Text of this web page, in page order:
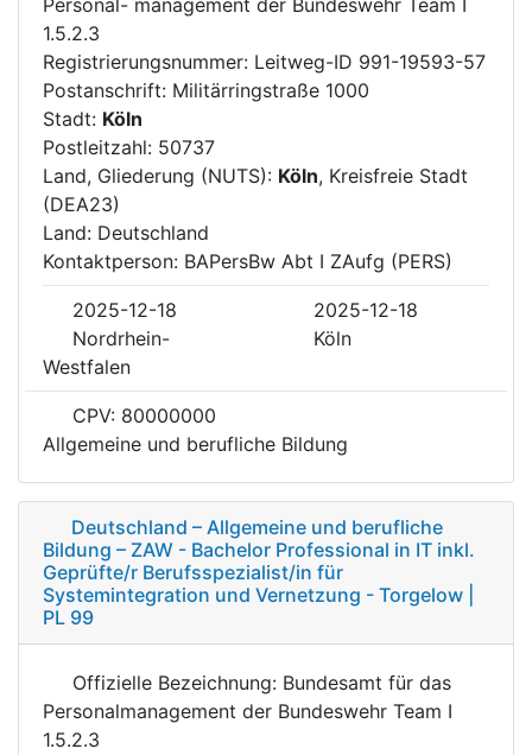
1.5.2.3
Registrierungsnummer: Leitweg-ID 991-19593-57
Postanschrift: Militärringstraße 1000
Stadt: Köln
Postleitzahl: 50737
Land, Gliederung (NUTS): Köln, Kreisfreie Stadt
(DEA23)
Land: Deutschland
Kontaktperson: BAPersBw Abt I ZAufg (PERS)
2025-12-18
2025-12-18
Nordrhein-
Westfalen
Köln
CPV: 80000000
Allgemeine und berufliche Bildung
Deutschland – Allgemeine und berufliche
Bildung – ZAW - Bachelor Professional in IT inkl.
Geprüfte/r Berufsspezialist/in für
Systemintegration und Vernetzung - Torgelow |
PL 99
Offizielle Bezeichnung: Bundesamt für das
Personalmanagement der Bundeswehr Team I
1.5.2.3